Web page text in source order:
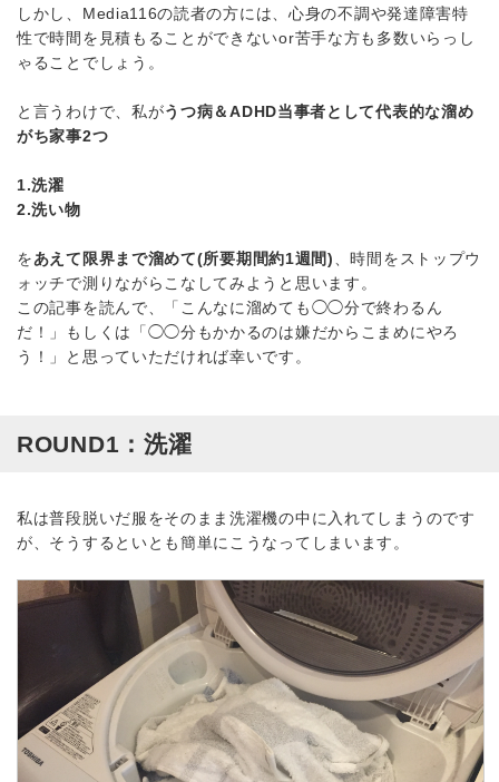
しかし、Media116の読者の方には、心身の不調や発達障害特
性で時間を見積もることができないor苦手な方も多数いらっし
ゃることでしょう。
と言うわけで、私がうつ病＆ADHD当事者として代表的な溜め
がち家事2つ
1.洗濯
2.洗い物
をあえて限界まで溜めて(所要期間約1週間)
、時間をストップウ
ォッチで測りながらこなしてみようと思います。
この記事を読んで、「こんなに溜めても◯◯分で終わるん
だ！」もしくは「◯◯分もかかるのは嫌だからこまめにやろ
う！」と思っていただければ幸いです。
ROUND1：洗濯
私は普段脱いだ服をそのまま洗濯機の中に入れてしまうのです
が、そうするといとも簡単にこうなってしまいます。